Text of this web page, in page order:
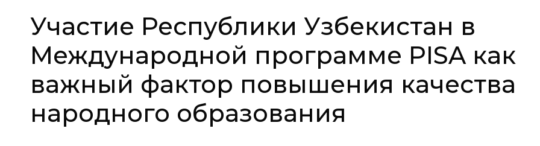
Участие Республики Узбекистан в
Международной программе PISA как
важный фактор повышения качества
народного образования